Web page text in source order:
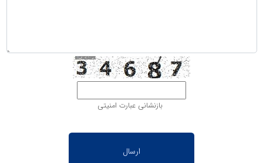
بازنشانی عبارت امنیتی